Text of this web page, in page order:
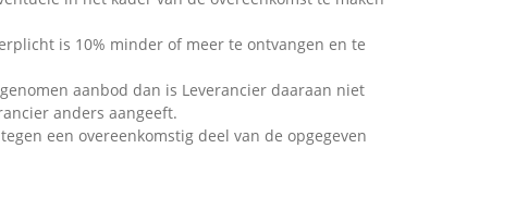
is 10% minder of meer te ontvangen en te
aanbod dan is Leverancier daaraan niet
anders aangeeft.
een overeenkomstig deel van de opgegeven